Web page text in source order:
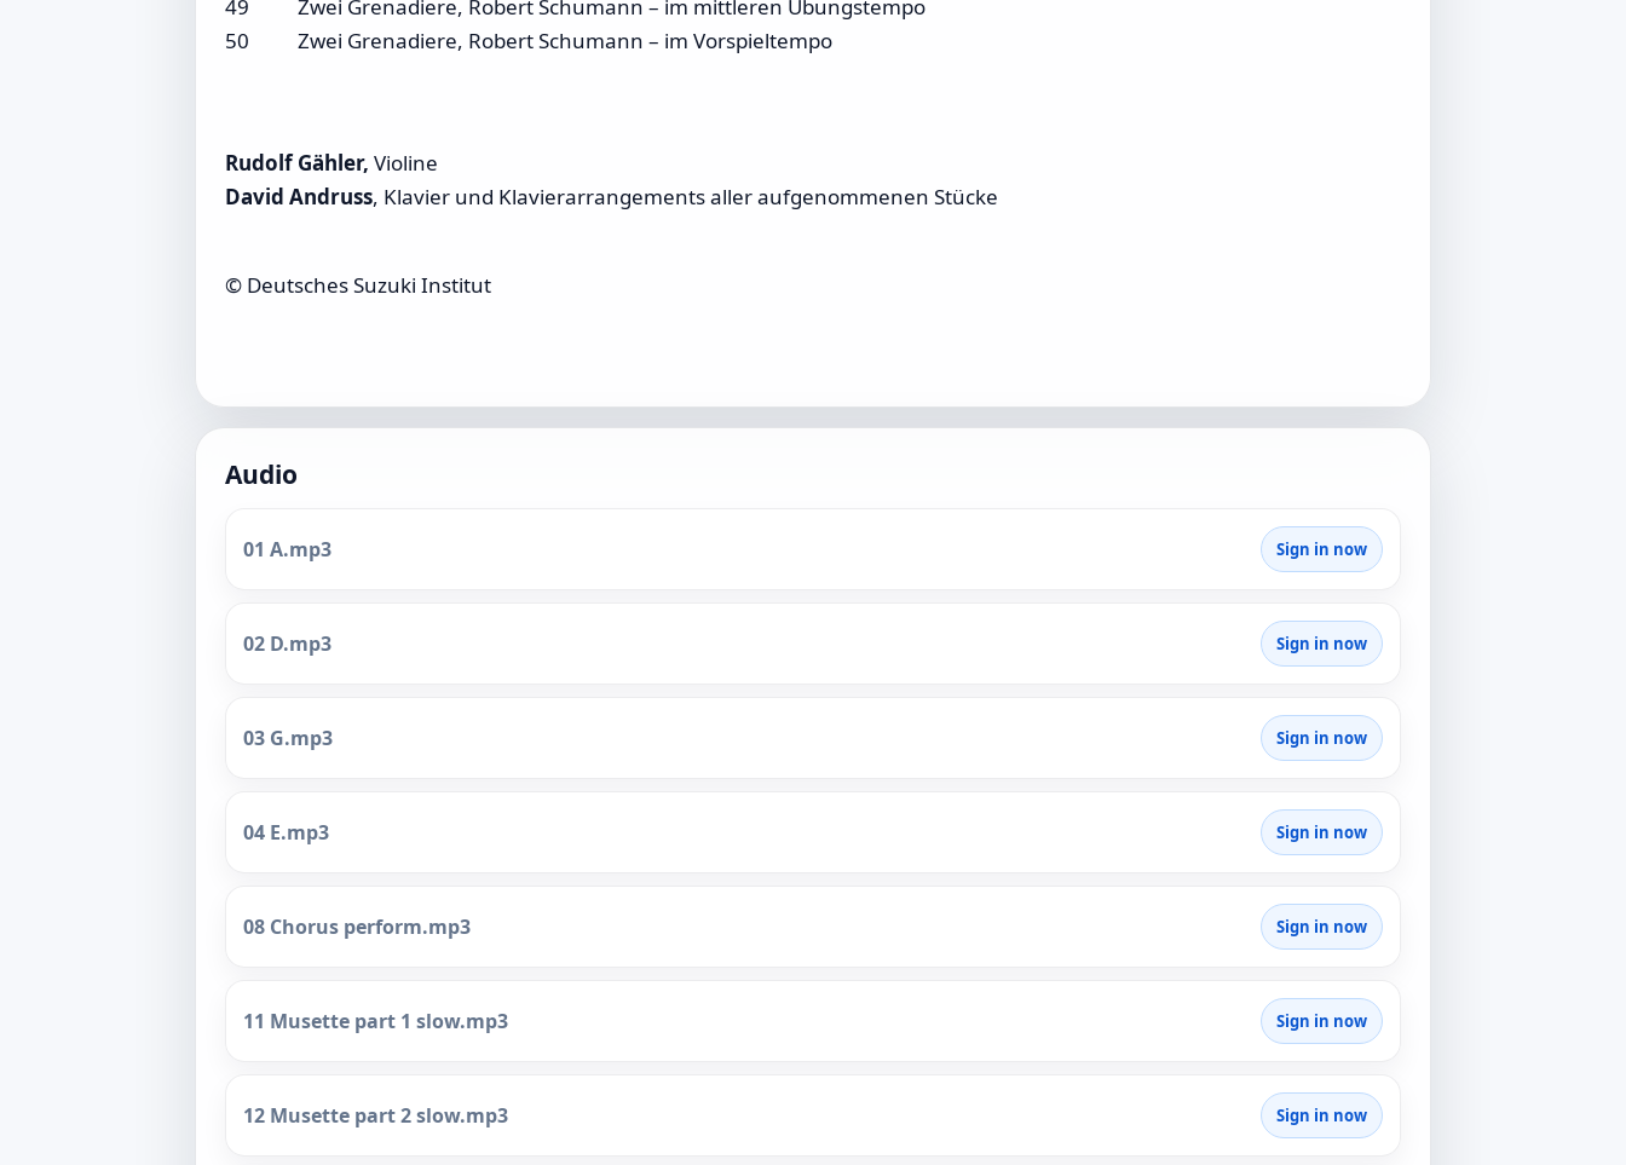
49 Zwei Grenadiere, Robert Schumann – im mittleren Übungstempo
50 Zwei Grenadiere, Robert Schumann – im Vorspieltempo
Rudolf Gähler, Violine
David Andruss, Klavier und Klavierarrangements aller aufgenommenen Stücke
© Deutsches Suzuki Institut
Audio
01 A.mp3 Sign in now
02 D.mp3 Sign in now
03 G.mp3 Sign in now
04 E.mp3 Sign in now
08 Chorus perform.mp3 Sign in now
11 Musette part 1 slow.mp3 Sign in now
12 Musette part 2 slow.mp3 Sign in now